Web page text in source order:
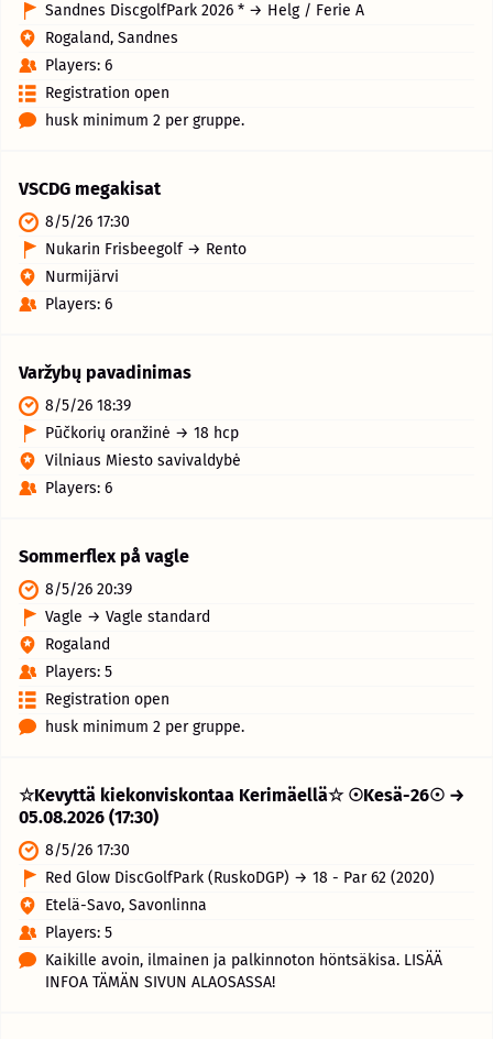
Sandnes DiscgolfPark 2026 * → Helg / Ferie A
Rogaland, Sandnes
Players: 6
Registration open
husk minimum 2 per gruppe.
VSCDG megakisat
8/5/26 17:30
Nukarin Frisbeegolf → Rento
Nurmijärvi
Players: 6
Varžybų pavadinimas
8/5/26 18:39
Pūčkorių oranžinė → 18 hcp
Vilniaus Miesto savivaldybė
Players: 6
Sommerflex på vagle
8/5/26 20:39
Vagle → Vagle standard
Rogaland
Players: 5
Registration open
husk minimum 2 per gruppe.
☆Kevyttä kiekonviskontaa Kerimäellä☆ ☉Kesä-26☉ →
05.08.2026 (17:30)
8/5/26 17:30
Red Glow DiscGolfPark (RuskoDGP) → 18 - Par 62 (2020)
Etelä-Savo, Savonlinna
Players: 5
Kaikille avoin, ilmainen ja palkinnoton höntsäkisa. LISÄÄ
INFOA TÄMÄN SIVUN ALAOSASSA!